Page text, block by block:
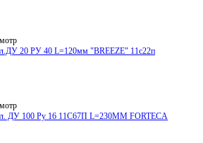
20 РУ 40 L=120мм "BREEZE" 11с22п
ДУ 100 Ру 16 11С67П L=230ММ FORTECA